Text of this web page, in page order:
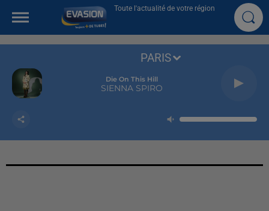
Toute l'actualité de votre région
Die On This Hill
SIENNA SPIRO
PARIS